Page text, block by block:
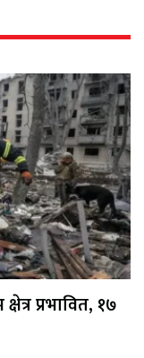
प्रभावित, १७